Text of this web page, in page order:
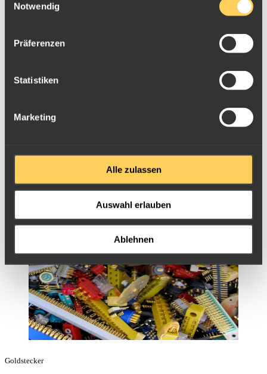
Notwendig
Präferenzen
Statistiken
Marketing
Alle zulassen
Auswahl erlauben
Ablehnen
Goldstecker